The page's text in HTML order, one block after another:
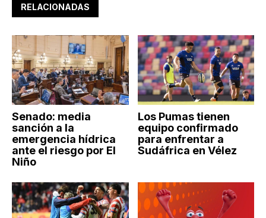
RELACIONADAS
Senado: media
sanción a la
emergencia hídrica
ante el riesgo por El
Niño
Los Pumas tienen
equipo confirmado
para enfrentar a
Sudáfrica en Vélez